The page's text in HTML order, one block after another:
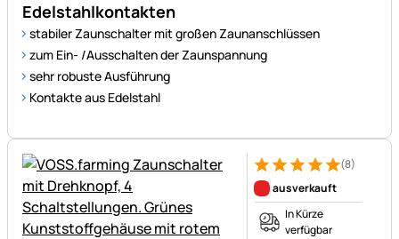
Edelstahlkontakten
stabiler Zaunschalter mit großen Zaunanschlüssen
zum Ein- /Ausschalten der Zaunspannung
sehr robuste Ausführung
Kontakte aus Edelstahl
Bewertung: 5 von 5 (8
8 Bewertungen
(8)
ausverkauft
In Kürze
verfügbar